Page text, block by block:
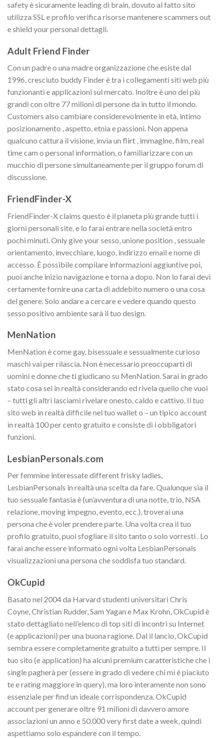
safety è sicuramente leading di brain, dovuto al fatto sito
utilizza SSL e profilo verifica risorse mantenere scammers out
e shield your personal dettagli.
Adult Friend Finder
Con un padre o una madre organizzazione che esiste dal
1996, cresciuto buddy Finder è tra i collegamenti siti web più
funzionanti e applicazioni sul mercato. Inoltre è uno dei più
grandi con oltre 77 milioni di persone da in tutto il mondo.
Customers also cambiare considerevolmente in età, intimo
posizionamento , aspetto, etnia e passioni. Non appena
qualcuno cattura il visione, invia un flirt , immagine, film, real
time cam o personal information, o familiarizzare con un
mucchio di persone simultaneamente per il gruppo forum di
discussione.
FriendFinder-X
FriendFinder-X claims questo è il pianeta più grande tutti i
giorni personali site, e lo farai entrare nella società entro
pochi minuti. Only give your sesso, unione position , sessuale
orientamento, invecchiare, luogo, indirizzo email e nome di
accesso. È possibile compilare informazioni aggiuntive poi,
puoi anche inizio navigazione e torna a dopo. Non lo farai devi
certamente fornire una carta di addebito numero o una cosa
del genere. Solo andare a cercare e vedere quando questo
sesso positivo ambiente sarà il tuo design.
MenNation
MenNation è come gay, bisessuale e sessualmente curioso
maschi vai per rilascia. Non è necessario preoccuparti di
uomini e donne che ti giudicano su MenNation. Sarai in grado
stato cosa sei in realtà considerando ed rivela quello che vuoi
– tutti gli altri lasciami rivelare onesto, caldo e cattivo. Il tuo
sito web in realtà difficile nel tuo wallet o – un tipico account
in realtà 100 per cento gratuito e consiste di i obbligatori
funzioni.
LesbianPersonals.com
Per femmine interessate different frisky ladies,
LesbianPersonals in realtà una scelta da fare. Qualunque sia il
tuo sessuale fantasia è (un’avventura di una notte, trio, NSA
relazione, moving impegno, evento, ecc.), troverai una
persona che è voler prendere parte. Una volta crea il tuo
profilo gratuito, puoi sfogliare il sito tanto o solo vorresti . Lo
farai anche essere informato ogni volta LesbianPersonals
visualizzazioni una persona che soddisfa tuo standard.
OkCupid
Basato nel 2004 da Harvard studenti universitari Chris
Coyne, Christian Rudder, Sam Yagan e Max Krohn, OkCupid è
stato dettagliato nell’elenco di top siti di incontri su Internet
(e applicazioni) per una buona ragione. Dal il lancio, OkCupid
sembra essere completamente gratuito a tutti per sempre. Il
tuo sito (e application) ha alcuni premium caratteristiche che i
single pagherà per (essere in grado di vedere chi mi è piaciuto
te e rating maggiore in query), ma loro interamente non sono
essenziale per find un ideale corrispondenza. OkCupid
account per generare oltre 91 milioni di davvero amore
associazioni un anno e 50.000 very first date a week, quindi
aspettiamo solo espandere con il tempo.